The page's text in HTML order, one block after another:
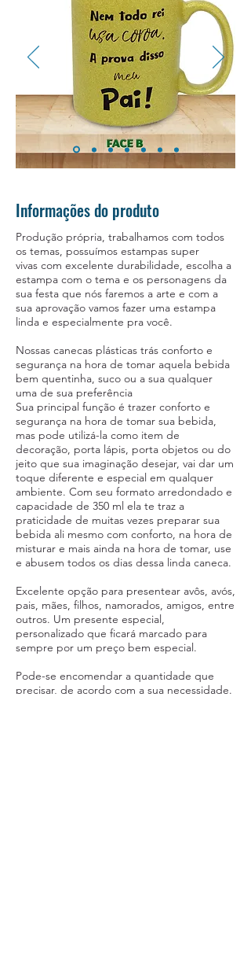
Informações do produto
Produção própria, trabalhamos com todos
os temas, possuímos estampas super
vivas com excelente durabilidade, escolha a
estampa com o tema e os personagens da
sua festa que nós faremos a arte e com a
sua aprovação vamos fazer uma estampa
linda e especialmente pra você.
Nossas canecas plásticas trás conforto e
segurança na hora de tomar aquela bebida
bem quentinha, suco ou a sua qualquer
uma de sua preferência
Sua principal função é trazer conforto e
segurança na hora de tomar sua bebida,
mas pode utilizá-la como item de
decoração, porta lápis, porta objetos ou do
jeito que sua imaginação desejar, vai dar um
toque diferente e especial em qualquer
ambiente. Com seu formato arredondado e
capacidade de 350 ml ela te traz a
praticidade de muitas vezes preparar sua
bebida ali mesmo com conforto, na hora de
misturar e mais ainda na hora de tomar, use
e abusem todos os dias dessa linda caneca.
Excelente opção para presentear avôs, avós,
pais, mães, filhos, namorados, amigos, entre
outros. Um presente especial,
personalizado que ficará marcado para
sempre por um preço bem especial.
Pode-se encomendar a quantidade que
precisar, de acordo com a sua necessidade.